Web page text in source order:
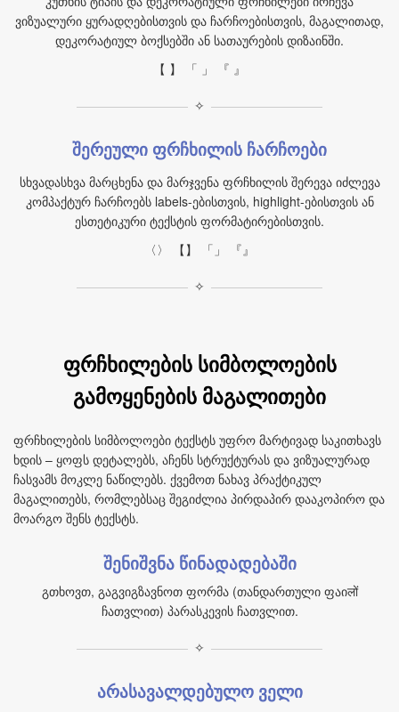
ვიზუალური ყურადღებისთვის და ჩარჩოებისთვის, მაგალითად,
დეკორატიულ ბოქსებში ან სათაურების დიზაინში.
【 】 「 」 『 』
✧
შერეული ფრჩხილის ჩარჩოები
სხვადასხვა მარცხენა და მარჯვენა ფრჩხილის შერევა იძლევა
კომპაქტურ ჩარჩოებს labels-ებისთვის, highlight-ებისთვის ან
ესთეტიკური ტექსტის ფორმატირებისთვის.
〈〉 【】 「」 『』
✧
ფრჩხილების სიმბოლოების
გამოყენების მაგალითები
ფრჩხილების სიმბოლოები ტექსტს უფრო მარტივად საკითხავს
ხდის – ყოფს დეტალებს, აჩენს სტრუქტურას და ვიზუალურად
ჩასვამს მოკლე ნაწილებს. ქვემოთ ნახავ პრაქტიკულ
მაგალითებს, რომლებსაც შეგიძლია პირდაპირ დააკოპირო და
მოარგო შენს ტექსტს.
შენიშვნა წინადადებაში
გთხოვთ, გაგვიგზავნოთ ფორმა (თანდართული ფაიलों
ჩათვლით) პარასკევის ჩათვლით.
✧
არასავალდებულო ველი